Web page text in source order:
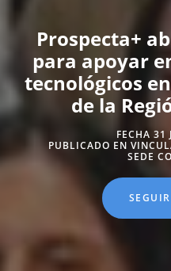
Prospecta+
para apoyar
tecnológicos
de la
FECHA 31
PUBLICADO EN
SEDE